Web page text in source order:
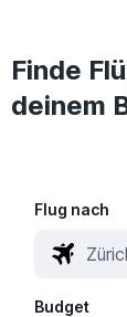
Finde
deinem
Flug nach
Budget